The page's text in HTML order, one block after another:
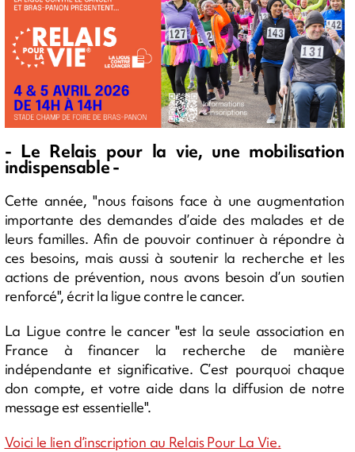
- Le Relais pour la vie, une mobilisation
indispensable -
Cette année, "nous faisons face à une augmentation
importante des demandes d’aide des malades et de
leurs familles. Afin de pouvoir continuer à répondre à
ces besoins, mais aussi à soutenir la recherche et les
actions de prévention, nous avons besoin d’un soutien
renforcé", écrit la ligue contre le cancer.
La Ligue contre le cancer "est la seule association en
France à financer la recherche de manière
indépendante et significative. C’est pourquoi chaque
don compte, et votre aide dans la diffusion de notre
message est essentielle".
Voici le lien d’inscription au Relais Pour La Vie.